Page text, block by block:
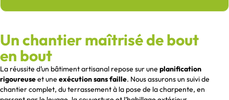
Un chantier maîtrisé de bout
en bout
La réussite d’un bâtiment artisanal repose sur une planification
rigoureuseet une exécution sans faille. Nous assurons un suivi de
chantier complet, du terrassement à la pose de la charpente, en